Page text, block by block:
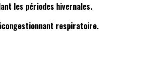
les périodes hivernales.
respiratoire.